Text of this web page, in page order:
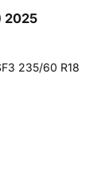
2025
235/60 R18